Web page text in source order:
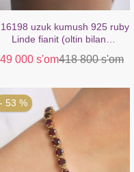
uzuk kumush 925 ruby
​​Linde fianit (oltin bilan
000 s'om418 800 s'om
- 53 %